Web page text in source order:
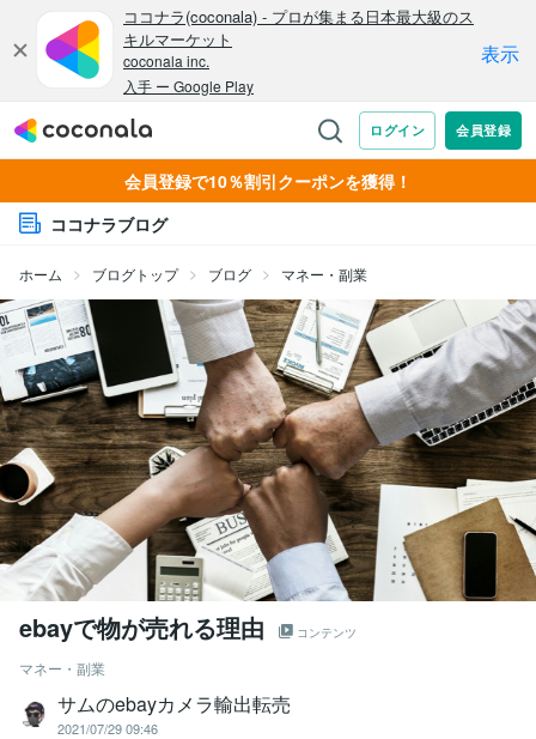
会員登録で10％割引クーポンを獲得！
ココナラブログ
ホーム ブログトップ ブログ マネー・副業
ebayで物が売れる理由 コンテンツ
マネー・副業
サムのebayカメラ輸出転売
2021/07/29 09:46